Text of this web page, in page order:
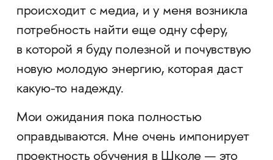
происходит с медиа, и у меня возникла
потребность найти еще одну сферу,
в которой я буду полезной и почувствую
новую молодую энергию, которая даст
какую-то надежду.
Мои ожидания пока полностью
оправдываются. Мне очень импонирует
проектность обучения в Школе — это